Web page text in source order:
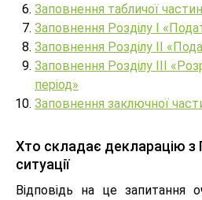
Заповнення табличої
Заповнення Розділу І
Заповнення Розділу ІІ
Заповнення Розділу ІІІ
період»
Заповнення заключної
Хто складає декларацію з
ситуації
Відповідь на це запитання